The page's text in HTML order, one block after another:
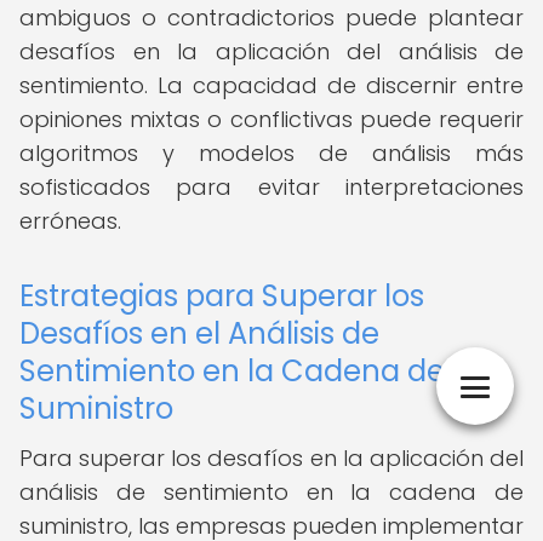
ambiguos o contradictorios puede plantear
desafíos en la aplicación del análisis de
sentimiento. La capacidad de discernir entre
opiniones mixtas o conflictivas puede requerir
algoritmos y modelos de análisis más
sofisticados para evitar interpretaciones
erróneas.
Estrategias para Superar los
Desafíos en el Análisis de
Sentimiento en la Cadena de
Suministro
Para superar los desafíos en la aplicación del
análisis de sentimiento en la cadena de
suministro, las empresas pueden implementar